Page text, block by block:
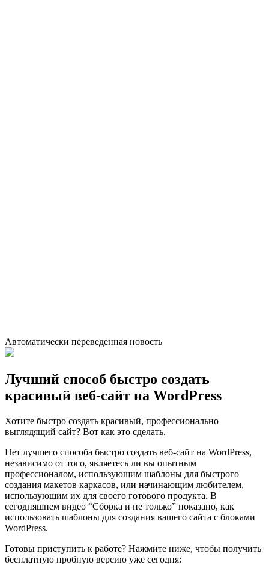
Автоматически переведенная новость
Лучший способ быстро создать
красивый веб-сайт на WordPress
Хотите быстро создать красивый, профессионально
выглядящий сайт? Вот как это сделать.
Нет лучшего способа быстро создать веб-сайт на WordPress,
независимо от того, являетесь ли вы опытным
профессионалом, использующим шаблоны для быстрого
создания макетов каркасов, или начинающим любителем,
использующим их для своего готового продукта. В
сегодняшнем видео “Сборка и не только” показано, как
использовать шаблоны для создания вашего сайта с блоками
WordPress.
Готовы приступить к работе? Нажмите ниже, чтобы получить
бесплатную пробную версию уже сегодня: